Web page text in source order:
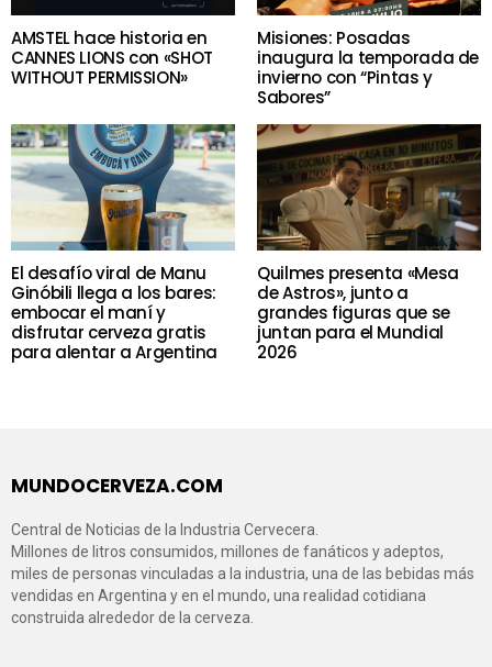
AMSTEL hace historia en
CANNES LIONS con «SHOT
WITHOUT PERMISSION»
Misiones: Posadas
inaugura la temporada de
invierno con “Pintas y
Sabores”
El desafío viral de Manu
Ginóbili llega a los bares:
embocar el maní y
disfrutar cerveza gratis
para alentar a Argentina
Quilmes presenta «Mesa
de Astros», junto a
grandes figuras que se
juntan para el Mundial
2026
MUNDOCERVEZA.COM
Central de Noticias de la Industria Cervecera.
Millones de litros consumidos, millones de fanáticos y adeptos,
miles de personas vinculadas a la industria, una de las bebidas más
vendidas en Argentina y en el mundo, una realidad cotidiana
construida alrededor de la cerveza.